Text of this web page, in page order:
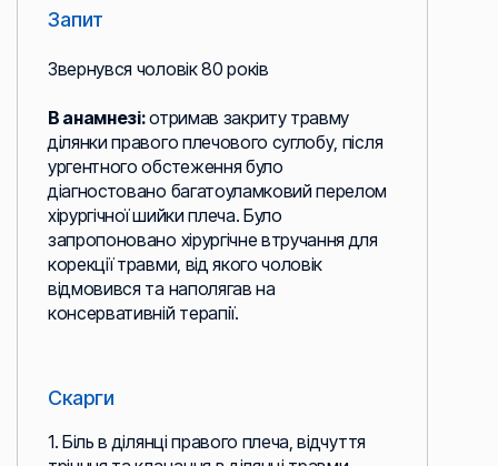
Запит
Скарги
Звернувся чоловік 80 років
В анамнезі:отримав закриту травму
ділянки правого плечового суглобу, після
ургентного обстеження було
діагностовано багатоуламковий перелом
хірургічної шийки плеча. Було
запропоновано хірургічне втручання для
корекції травми, від якого чоловік
відмовився та наполягав на
консервативній терапії.
1. Біль в ділянці правого плеча, відчуття